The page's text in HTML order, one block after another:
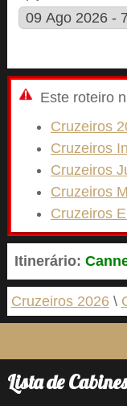
Este roteiro
Cruzeiros
Cruzeiros
Cruzeiros
Cruzeiros
Cruzeiros
Itinerário:
Cruzeiros 2026
Lista de